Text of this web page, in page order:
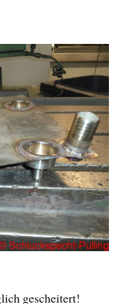
gescheitert!